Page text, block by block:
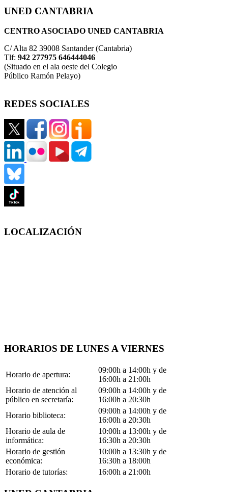
UNED CANTABRIA
CENTRO ASOCIADO UNED CANTABRIA
C/ Alta 82 39008 Santander (Cantabria)
Tlf: 942 277975 646444046
(Situado en el ala oeste del Colegio
Público Ramón Pelayo)
REDES SOCIALES
LOCALIZACIÓN
HORARIOS DE LUNES A VIERNES
Horario de apertura:
09:00h a 14:00h y de
16:00h a 21:00h
Horario de atención al
público en secretaría:
09:00h a 14:00h y de
16:00h a 20:30h
Horario biblioteca:
09:00h a 14:00h y de
16:00h a 20:30h
Horario de aula de
informática:
10:00h a 13:00h y de
16:30h a 20:30h
Horario de gestión
económica:
10:00h a 13:30h y de
16:30h a 18:00h
Horario de tutorías:
16:00h a 21:00h